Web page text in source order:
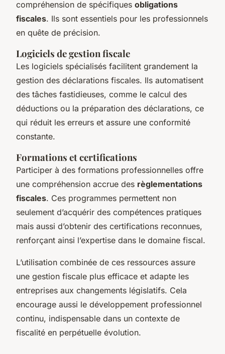
compréhension de spécifiques obligations
fiscales. Ils sont essentiels pour les professionnels
en quête de précision.
Logiciels de gestion fiscale
Les logiciels spécialisés facilitent grandement la
gestion des déclarations fiscales. Ils automatisent
des tâches fastidieuses, comme le calcul des
déductions ou la préparation des déclarations, ce
qui réduit les erreurs et assure une conformité
constante.
Formations et certifications
Participer à des formations professionnelles offre
une compréhension accrue des règlementations
fiscales. Ces programmes permettent non
seulement d’acquérir des compétences pratiques
mais aussi d’obtenir des certifications reconnues,
renforçant ainsi l’expertise dans le domaine fiscal.
L’utilisation combinée de ces ressources assure
une gestion fiscale plus efficace et adapte les
entreprises aux changements législatifs. Cela
encourage aussi le développement professionnel
continu, indispensable dans un contexte de
fiscalité en perpétuelle évolution.